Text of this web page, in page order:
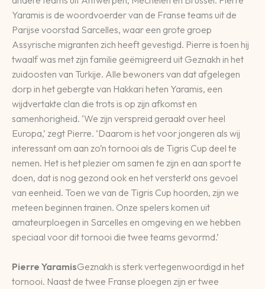
Yaramis is de woordvoerder van de Franse teams uit de
Parijse voorstad Sarcelles, waar een grote groep
Assyrische migranten zich heeft gevestigd. Pierre is toen hij
twaalf was met zijn familie geëmigreerd uit Geznakh in het
zuidoosten van Turkije. Alle bewoners van dat afgelegen
dorp in het gebergte van Hakkari heten Yaramis, een
wijdvertakte clan die trots is op zijn afkomst en
samenhorigheid. ‘We zijn verspreid geraakt over heel
Europa,’ zegt Pierre. ‘Daarom is het voor jongeren als wij
interessant om aan zo’n tornooi als de Tigris Cup deel te
nemen. Het is het plezier om samen te zijn en aan sport te
doen, dat is nog gezond ook en het versterkt ons gevoel
van eenheid. Toen we van de Tigris Cup hoorden, zijn we
meteen beginnen trainen. Onze spelers komen uit
amateurploegen in Sarcelles en omgeving en we hebben
speciaal voor dit tornooi die twee teams gevormd.’
Pierre YaramisGeznakh is sterk vertegenwoordigd in het
tornooi. Naast de twee Franse ploegen zijn er twee